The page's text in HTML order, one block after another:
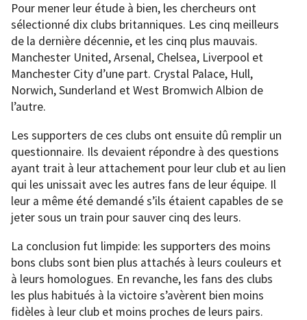
Pour mener leur étude à bien, les chercheurs ont
sélectionné dix clubs britanniques. Les cinq meilleurs
de la dernière décennie, et les cinq plus mauvais.
Manchester United, Arsenal, Chelsea, Liverpool et
Manchester City d’une part. Crystal Palace, Hull,
Norwich, Sunderland et West Bromwich Albion de
l’autre.
Les supporters de ces clubs ont ensuite dû remplir un
questionnaire. Ils devaient répondre à des questions
ayant trait à leur attachement pour leur club et au lien
qui les unissait avec les autres fans de leur équipe. Il
leur a même été demandé s’ils étaient capables de se
jeter sous un train pour sauver cinq des leurs.
La conclusion fut limpide: les supporters des moins
bons clubs sont bien plus attachés à leurs couleurs et
à leurs homologues. En revanche, les fans des clubs
les plus habitués à la victoire s’avèrent bien moins
fidèles à leur club et moins proches de leurs pairs.